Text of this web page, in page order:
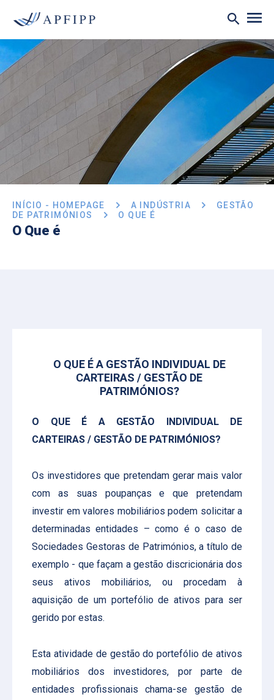
INÍCIO - HOMEPAGE A INDÚSTRIA
GESTÃO
DE PATRIMÓNIOS
O QUE É
O Que é
O QUE É A GESTÃO INDIVIDUAL DE
CARTEIRAS / GESTÃO DE
PATRIMÓNIOS?
O QUE É A GESTÃO INDIVIDUAL DE
CARTEIRAS / GESTÃO DE PATRIMÓNIOS?
Os investidores que pretendam gerar mais valor
com as suas poupanças e que pretendam
investir em valores mobiliários podem solicitar a
determinadas entidades – como é o caso de
Sociedades Gestoras de Patrimónios, a título de
exemplo - que façam a gestão discricionária dos
seus ativos mobiliários, ou procedam à
aquisição de um portefólio de ativos para ser
gerido por estas.
Esta atividade de gestão do portefólio de ativos
mobiliários dos investidores, por parte de
entidades profissionais chama-se gestão de